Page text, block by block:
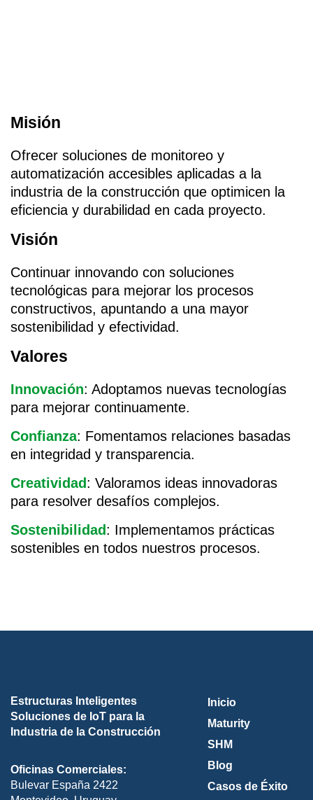
Misión
Ofrecer soluciones de monitoreo y
automatización accesibles aplicadas a la
industria de la construcción que optimicen la
eficiencia y durabilidad en cada proyecto.
Visión
Continuar innovando con soluciones
tecnológicas para mejorar los procesos
constructivos, apuntando a una mayor
sostenibilidad y efectividad.
Valores
Innovación: Adoptamos nuevas tecnologías
para mejorar continuamente.
Confianza: Fomentamos relaciones basadas
en integridad y transparencia.
Creatividad: Valoramos ideas innovadoras
para resolver desafíos complejos.
Sostenibilidad: Implementamos prácticas
sostenibles en todos nuestros procesos.
Estructuras Inteligentes
Soluciones de IoT para la
Industria de la Construcción
Oficinas Comerciales:
Bulevar España 2422
Inicio
Maturity
SHM
Blog
Casos de Éxito